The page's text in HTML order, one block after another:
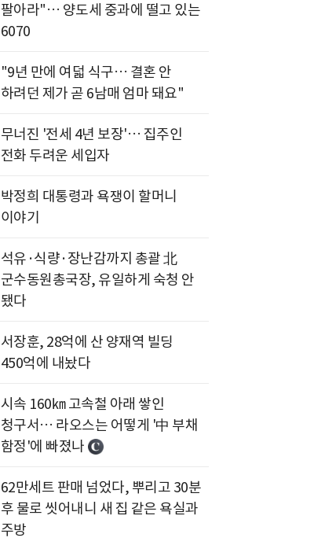
팔아라"… 양도세 중과에 떨고 있는
6070
"9년 만에 여덟 식구… 결혼 안
하려던 제가 곧 6남매 엄마 돼요"
무너진 '전세 4년 보장'… 집주인
전화 두려운 세입자
박정희 대통령과 욕쟁이 할머니
이야기
석유·식량·장난감까지 총괄 北
군수동원총국장, 유일하게 숙청 안
됐다
서장훈, 28억에 산 양재역 빌딩
450억에 내놨다
시속 160㎞ 고속철 아래 쌓인
청구서… 라오스는 어떻게 '中 부채
함정'에 빠졌나
62만세트 판매 넘었다, 뿌리고 30분
후 물로 씻어내니 새 집 같은 욕실과
주방